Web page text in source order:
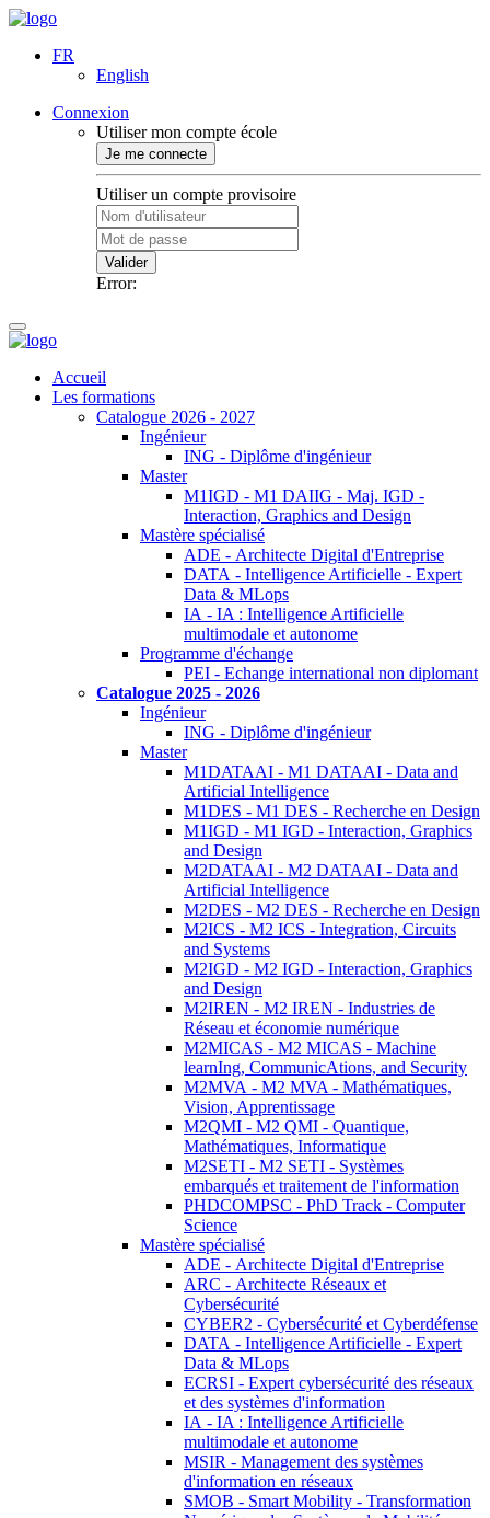
FR
English
Connexion
Utiliser mon compte école
Je me connecte
Utiliser un compte provisoire
Valider
Error:
Accueil
Les formations
Catalogue 2026 - 2027
Ingénieur
ING - Diplôme d'ingénieur
Master
M1IGD - M1 DAIIG - Maj. IGD -
Interaction, Graphics and Design
Mastère spécialisé
ADE - Architecte Digital d'Entreprise
DATA - Intelligence Artificielle - Expert
Data & MLops
IA - IA : Intelligence Artificielle
multimodale et autonome
Programme d'échange
PEI - Echange international non diplomant
Catalogue 2025 - 2026
Ingénieur
ING - Diplôme d'ingénieur
Master
M1DATAAI - M1 DATAAI - Data and
Artificial Intelligence
M1DES - M1 DES - Recherche en Design
M1IGD - M1 IGD - Interaction, Graphics
and Design
M2DATAAI - M2 DATAAI - Data and
Artificial Intelligence
M2DES - M2 DES - Recherche en Design
M2ICS - M2 ICS - Integration, Circuits
and Systems
M2IGD - M2 IGD - Interaction, Graphics
and Design
M2IREN - M2 IREN - Industries de
Réseau et économie numérique
M2MICAS - M2 MICAS - Machine
learnIng, CommunicAtions, and Security
M2MVA - M2 MVA - Mathématiques,
Vision, Apprentissage
M2QMI - M2 QMI - Quantique,
Mathématiques, Informatique
M2SETI - M2 SETI - Systèmes
embarqués et traitement de l'information
PHDCOMPSC - PhD Track - Computer
Science
Mastère spécialisé
ADE - Architecte Digital d'Entreprise
ARC - Architecte Réseaux et
Cybersécurité
CYBER2 - Cybersécurité et Cyberdéfense
DATA - Intelligence Artificielle - Expert
Data & MLops
ECRSI - Expert cybersécurité des réseaux
et des systèmes d'information
IA - IA : Intelligence Artificielle
multimodale et autonome
MSIR - Management des systèmes
d'information en réseaux
SMOB - Smart Mobility - Transformation